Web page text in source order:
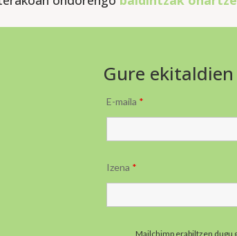
Gure
E-maila *
Izena *
Mailchimp erabiltzen dugu